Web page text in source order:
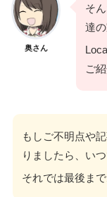
奥さん
そ
達
ご
もしご不明点や
りましたら、い
それでは最後ま